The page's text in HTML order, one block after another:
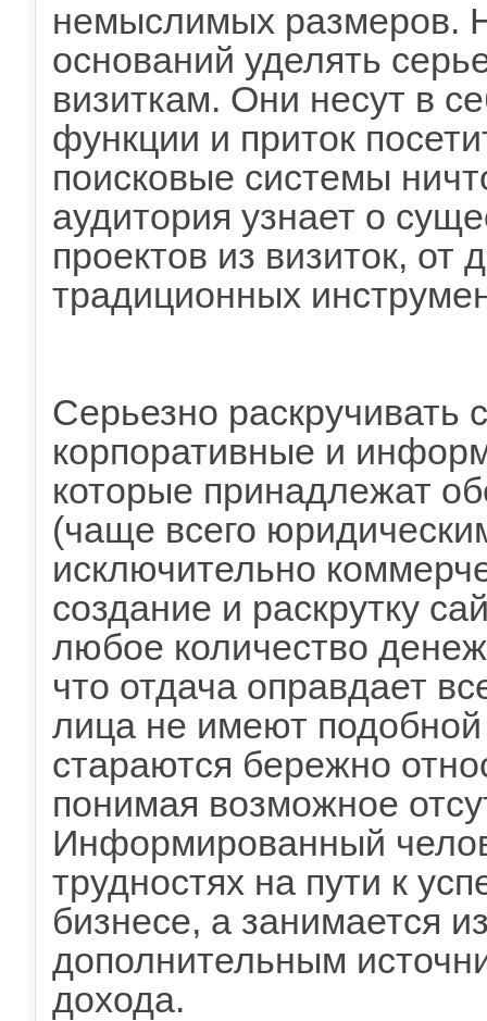
немыслимых размеров.
оснований уделять
визиткам. Они несут в
функции и приток
поисковые системы
аудитория узнает о
проектов из визиток, от
традиционных
Серьезно раскручивать
корпоративные и
которые принадлежат
(чаще всего
исключительно
создание и раскрутку
любое количество
что отдача оправдает
лица не имеют
стараются бережно
понимая возможное
Информированный
трудностях на пути к
бизнесе, а занимается
дополнительным
дохода.